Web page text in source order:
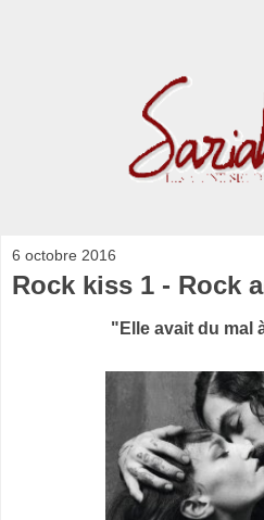
6 octobre 2016
Rock kiss 1 - Rock
"Elle avait du mal